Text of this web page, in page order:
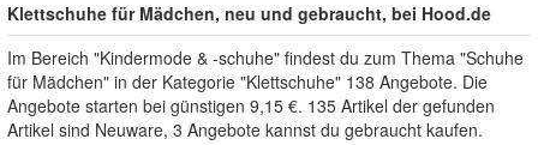
Klettschuhe für Mädchen, neu und gebraucht, bei Hood.de
Im Bereich "Kindermode & -schuhe" findest du zum Thema "Schuhe
für Mädchen" in der Kategorie "Klettschuhe" 138 Angebote. Die
Angebote starten bei günstigen 9,15 €. 135 Artikel der gefunden
Artikel sind Neuware, 3 Angebote kannst du gebraucht kaufen.